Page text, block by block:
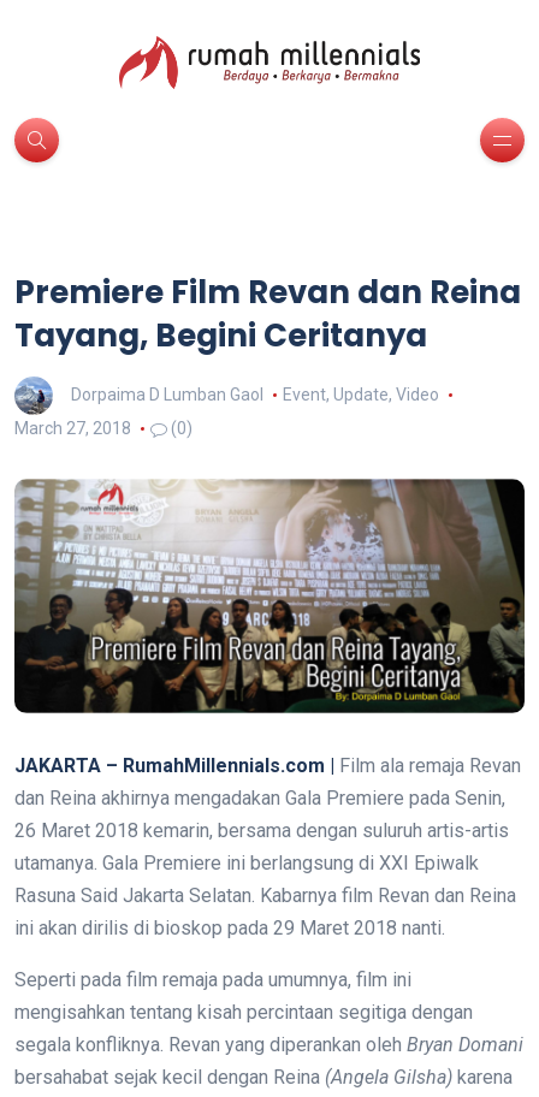
Premiere Film Revan dan Reina
Tayang, Begini Ceritanya
Dorpaima D Lumban Gaol Event, Update, Video
March 27, 2018
(0)
JAKARTA – RumahMillennials.com |
Film ala remaja Revan
dan Reina akhirnya mengadakan Gala Premiere pada Senin,
26 Maret 2018 kemarin, bersama dengan suluruh artis-artis
utamanya. Gala Premiere ini berlangsung di XXI Epiwalk
Rasuna Said Jakarta Selatan. Kabarnya film Revan dan Reina
ini akan dirilis di bioskop pada 29 Maret 2018 nanti.
Seperti pada film remaja pada umumnya, film ini
mengisahkan tentang kisah percintaan segitiga dengan
segala konfliknya. Revan yang diperankan oleh Bryan Domani
bersahabat sejak kecil dengan Reina (Angela Gilsha) karena